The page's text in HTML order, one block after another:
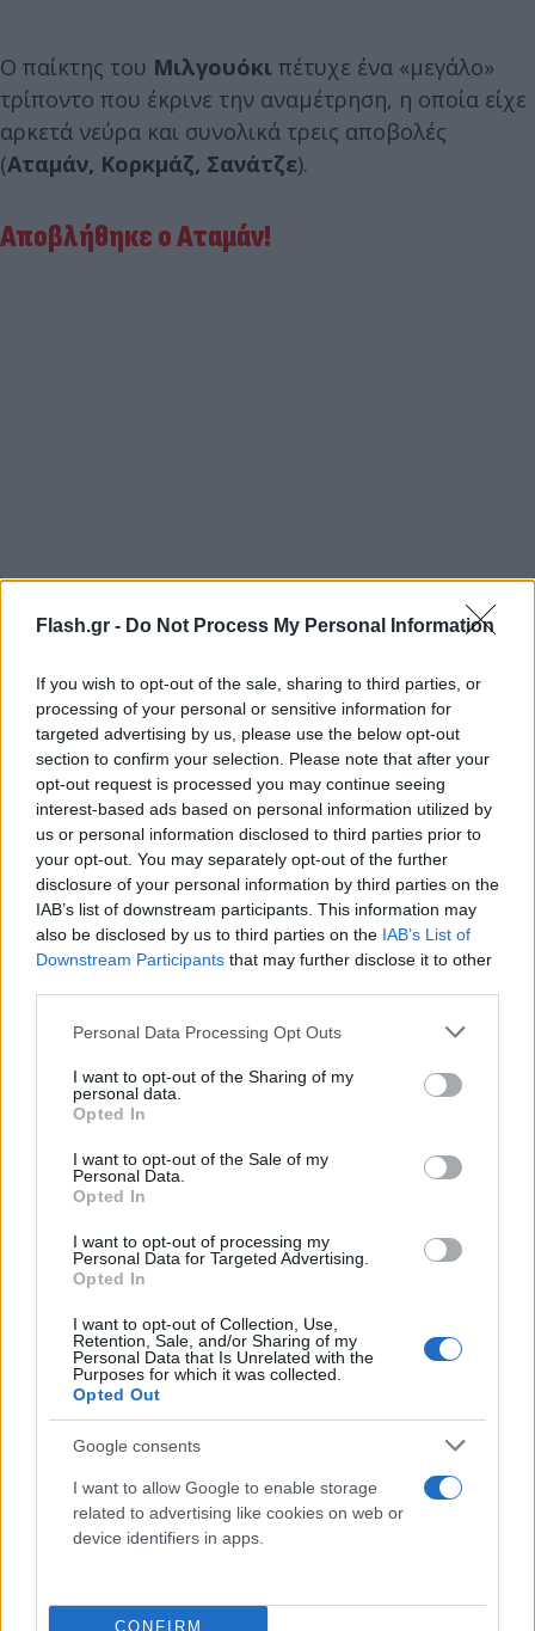
Flash.gr - Do Not Process My Personal Information
If you wish to opt-out of the sale, sharing to third parties, or
processing of your personal or sensitive information for
targeted advertising by us, please use the below opt-out
section to confirm your selection. Please note that after your
opt-out request is processed you may continue seeing
interest-based ads based on personal information utilized by
us or personal information disclosed to third parties prior to
your opt-out. You may separately opt-out of the further
disclosure of your personal information by third parties on the
IAB’s list of downstream participants. This information may
also be disclosed by us to third parties on the IAB’s List of
Downstream Participants that may further disclose it to other
Please note that this website/app uses one or more Google
not limited to your visit or usage behaviour. You may click to
grant or deny consent to Google and its third-party tags to
use your data for below specified purposes in below Google
consent section.
Personal Data Processing Opt Outs
I want to opt-out of the Sharing of my
personal data.
Opted In
I want to opt-out of the Sale of my
Personal Data.
Opted In
I want to opt-out of processing my
Personal Data for Targeted Advertising.
Opted In
I want to opt-out of Collection, Use,
Retention, Sale, and/or Sharing of my
Personal Data that Is Unrelated with the
Purposes for which it was collected.
Opted Out
Google consents
I want to allow Google to enable storage
related to advertising like cookies on web or
device identifiers in apps.
CONFIRM
Ο παίκτης του Μιλγουόκι πέτυχε ένα «μεγάλο»
τρίποντο που έκρινε την αναμέτρηση, η οποία είχε
αρκετά νεύρα και συνολικά τρεις αποβολές
(Αταμάν, Κορκμάζ, Σανάτζε).
Αποβλήθηκε ο Αταμάν!
Μαμουκελασβίλι
έκανε το68-68κι έστειλε το ματς στην παράταση.
έχασαν την
ευκαιρία να σημειώσουν νικητήριο καλάθι και τα
πάντα κρίθηκαν στο δεύτερο έξτρα πεντάλεπτο.
έκανε το84-81, με τηΓεωργίανα αντέχει ως το